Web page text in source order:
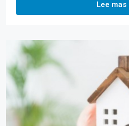
Lee mas